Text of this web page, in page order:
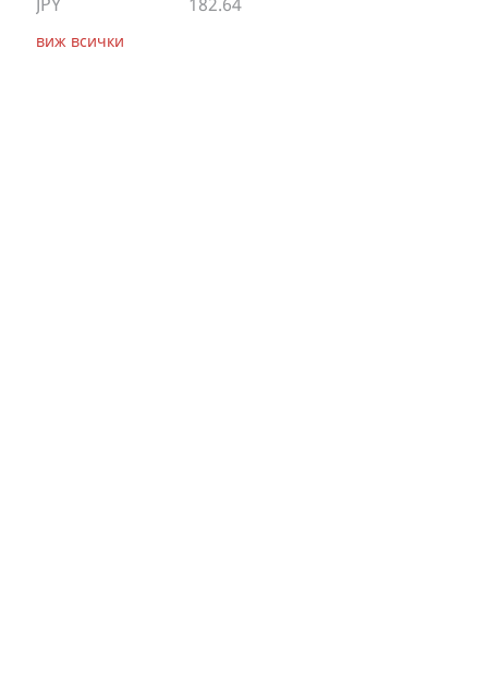
JPY
182.64
виж всички